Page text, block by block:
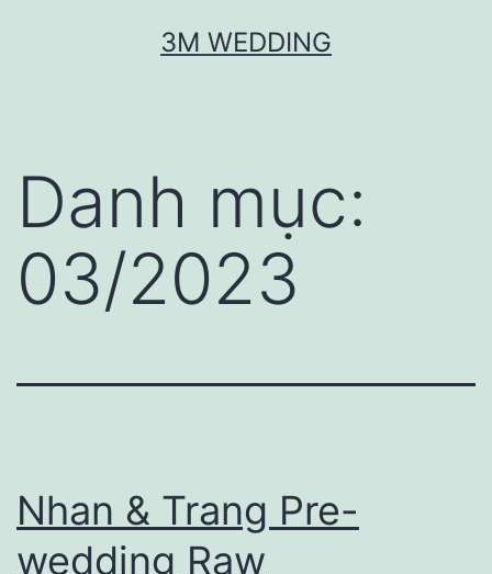
3M WEDDING
Danh mục:
03/2023
Nhan & Trang Pre-
wedding Raw